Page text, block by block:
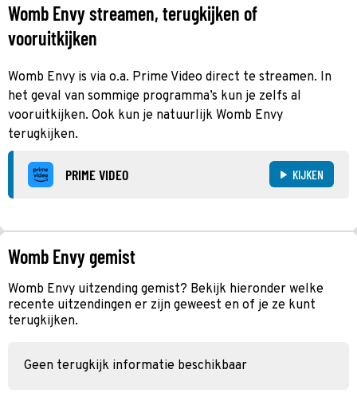
Womb Envy streamen, terugkijken of
vooruitkijken
Womb Envy is via o.a. Prime Video direct te streamen. In
het geval van sommige programma’s kun je zelfs al
vooruitkijken. Ook kun je natuurlijk Womb Envy
terugkijken.
PRIME VIDEO KIJKEN
Womb Envy gemist
Womb Envy uitzending gemist? Bekijk hieronder welke
recente uitzendingen er zijn geweest en of je ze kunt
terugkijken.
Geen terugkijk informatie beschikbaar